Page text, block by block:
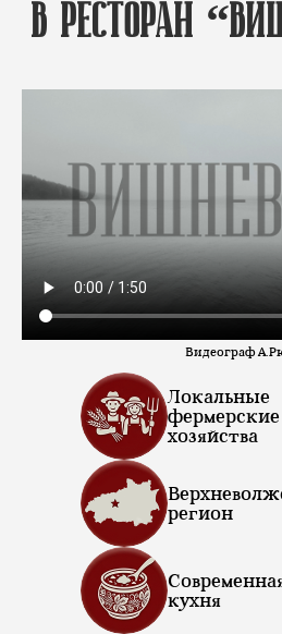
в ресторан
Видеограф
Локальные
фермерские
хозяйства
регион
кухня